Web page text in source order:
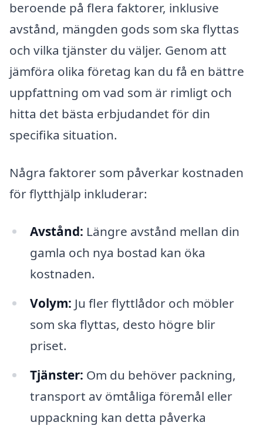
beroende på flera faktorer, inklusive
avstånd, mängden gods som ska flyttas
och vilka tjänster du väljer. Genom att
jämföra olika företag kan du få en bättre
uppfattning om vad som är rimligt och
hitta det bästa erbjudandet för din
specifika situation.
Några faktorer som påverkar kostnaden
för flytthjälp inkluderar:
Avstånd: Längre avstånd mellan din
gamla och nya bostad kan öka
kostnaden.
Volym: Ju fler flyttlådor och möbler
som ska flyttas, desto högre blir
priset.
Tjänster: Om du behöver packning,
transport av ömtåliga föremål eller
uppackning kan detta påverka